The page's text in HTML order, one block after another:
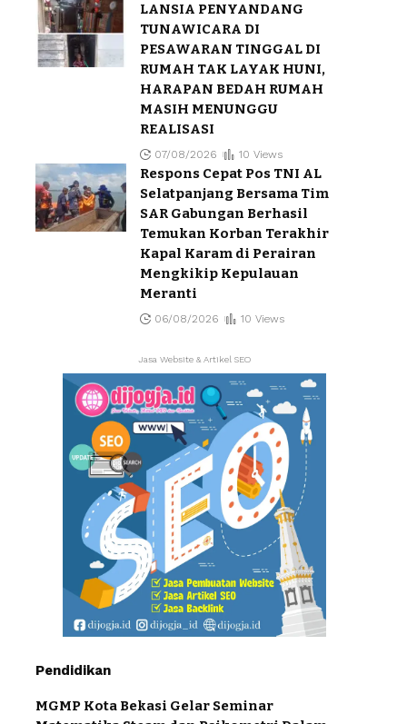
LANSIA PENYANDANG
TUNAWICARA DI
PESAWARAN TINGGAL DI
RUMAH TAK LAYAK HUNI,
HARAPAN BEDAH RUMAH
MASIH MENUNGGU
REALISASI
07/08/2026 10 Views
Respons Cepat Pos TNI AL
Selatpanjang Bersama Tim
SAR Gabungan Berhasil
Temukan Korban Terakhir
Kapal Karam di Perairan
Mengkikip Kepulauan
Meranti
06/08/2026 10 Views
Jasa Website & Artikel SEO
Pendidikan
MGMP Kota Bekasi Gelar Seminar